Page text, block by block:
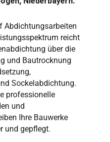
Abdichtungsarbeiten
reicht
über die
und Bautrocknung
Sockelabdichtung.
professionelle
und
Ihre Bauwerke
und gepflegt.